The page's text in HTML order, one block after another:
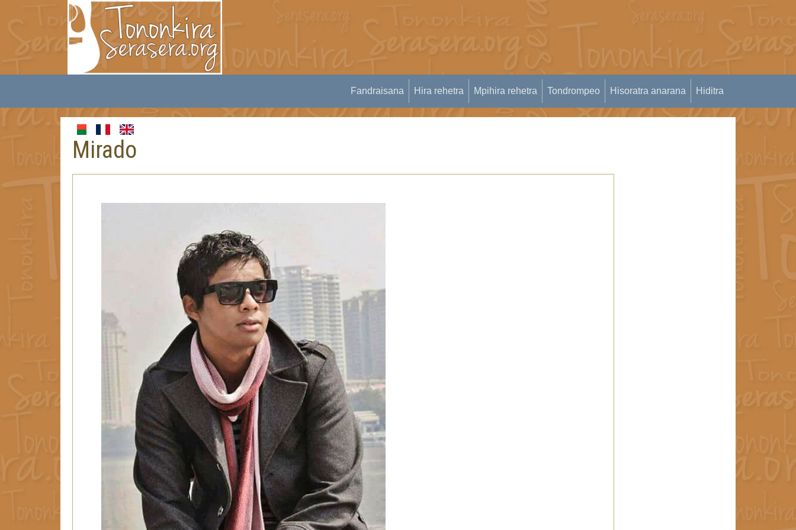
Fandraisana Hira rehetra Mpihira rehetra Tondrompeo Hisoratra anarana Hiditra
Mirado